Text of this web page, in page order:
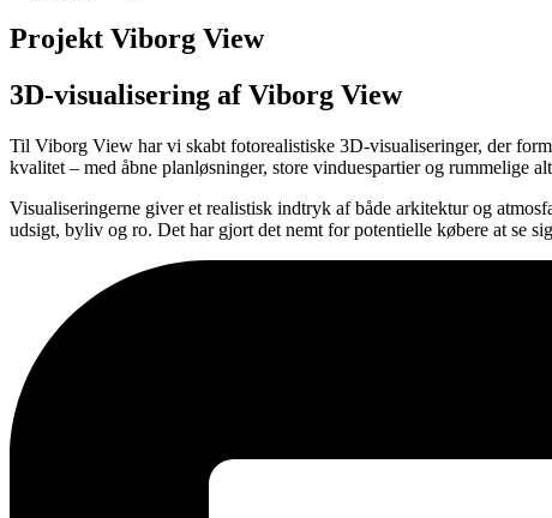
Projekt Viborg View
3D-visualisering af Viborg View
Til Viborg View har vi skabt fotorealistiske 3D-visualiseringer, der
kvalitet – med åbne planløsninger, store vinduespartier og rummelige
Visualiseringerne giver et realistisk indtryk af både arkitektur og
udsigt, byliv og ro. Det har gjort det nemt for potentielle købere at se